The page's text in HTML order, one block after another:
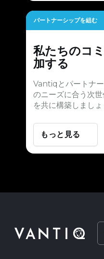
パートナーシップを組む
私たちのコ
加する
Vantiqとパートナ
のニーズに合う次
を共に構築しましょ
もっと見る